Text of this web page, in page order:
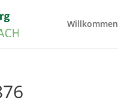
Willkommen